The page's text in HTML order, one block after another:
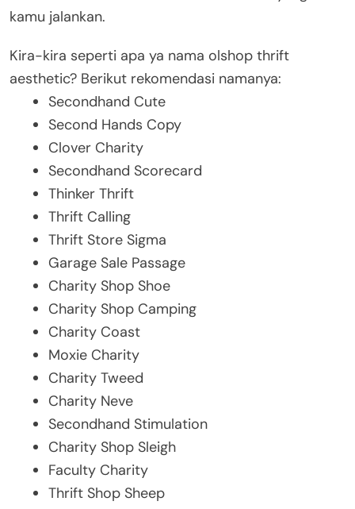
kamu jalankan.
Kira-kira seperti apa ya nama olshop thrift
aesthetic? Berikut rekomendasi namanya:
Secondhand Cute
Second Hands Copy
Clover Charity
Secondhand Scorecard
Thinker Thrift
Thrift Calling
Thrift Store Sigma
Garage Sale Passage
Charity Shop Shoe
Charity Shop Camping
Charity Coast
Moxie Charity
Charity Tweed
Charity Neve
Secondhand Stimulation
Charity Shop Sleigh
Faculty Charity
Thrift Shop Sheep